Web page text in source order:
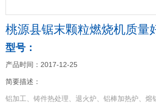
桃源县锯末颗粒燃烧机质量
型号：
产品时间：2017-12-25
简要描述：
铝加工、铸件热处理、退火炉、铝棒加热炉、熔